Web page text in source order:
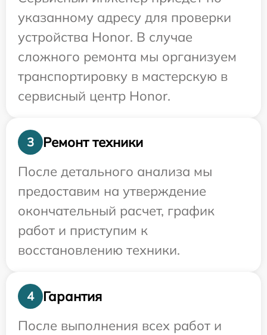
указанному адресу для проверки
устройства Honor. В случае
сложного ремонта мы организуем
транспортировку в мастерскую в
сервисный центр Honor.
3
Ремонт техники
После детального анализа мы
предоставим на утверждение
окончательный расчет, график
работ и приступим к
восстановлению техники.
4
Гарантия
После выполнения всех работ и